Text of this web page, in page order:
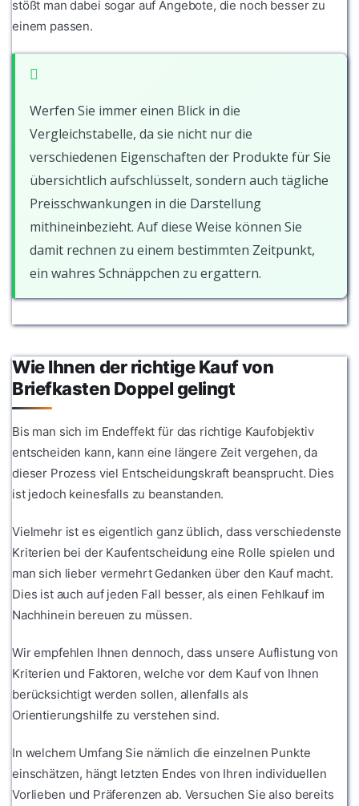
stößt man dabei sogar auf Angebote, die noch besser zu
einem passen.
Werfen Sie immer einen Blick in die
Vergleichstabelle, da sie nicht nur die
verschiedenen Eigenschaften der Produkte für Sie
übersichtlich aufschlüsselt, sondern auch tägliche
Preisschwankungen in die Darstellung
mithineinbezieht. Auf diese Weise können Sie
damit rechnen zu einem bestimmten Zeitpunkt,
ein wahres Schnäppchen zu ergattern.
Wie Ihnen der richtige Kauf von
Briefkasten Doppel gelingt
Bis man sich im Endeffekt für das richtige Kaufobjektiv
entscheiden kann, kann eine längere Zeit vergehen, da
dieser Prozess viel Entscheidungskraft beansprucht. Dies
ist jedoch keinesfalls zu beanstanden.
Vielmehr ist es eigentlich ganz üblich, dass verschiedenste
Kriterien bei der Kaufentscheidung eine Rolle spielen und
man sich lieber vermehrt Gedanken über den Kauf macht.
Dies ist auch auf jeden Fall besser, als einen Fehlkauf im
Nachhinein bereuen zu müssen.
Wir empfehlen Ihnen dennoch, dass unsere Auflistung von
Kriterien und Faktoren, welche vor dem Kauf von Ihnen
berücksichtigt werden sollen, allenfalls als
Orientierungshilfe zu verstehen sind.
In welchem Umfang Sie nämlich die einzelnen Punkte
einschätzen, hängt letzten Endes von Ihren individuellen
Vorlieben und Präferenzen ab. Versuchen Sie also bereits